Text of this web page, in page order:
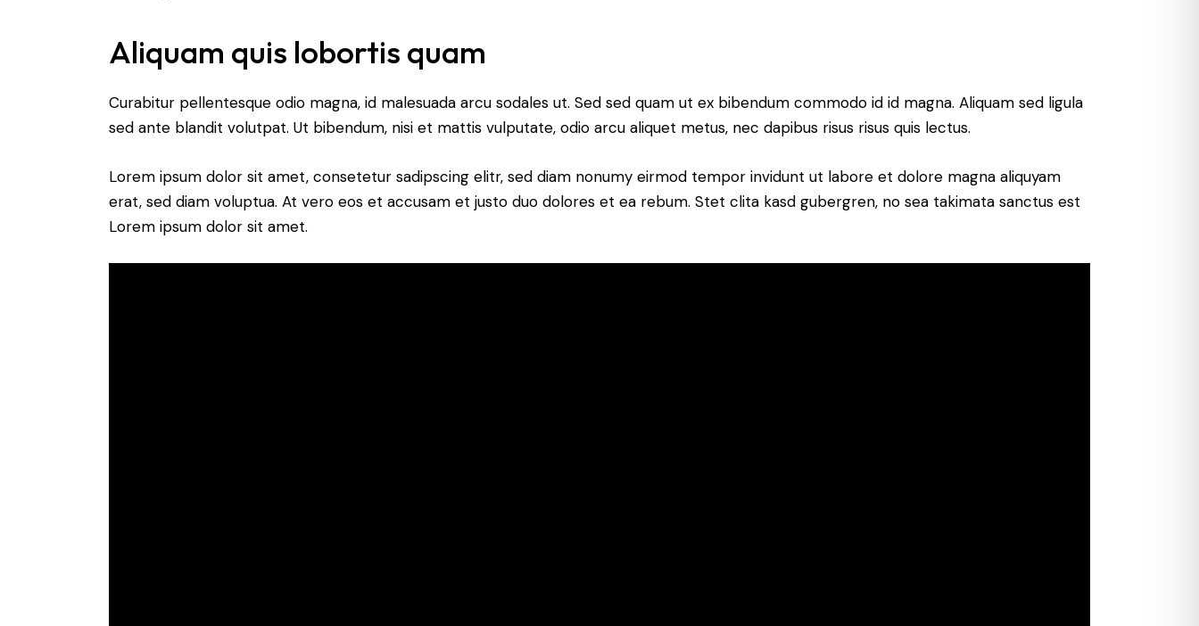
Aliquam quis lobortis quam
Curabitur pellentesque odio magna, id malesuada arcu sodales ut. Sed sed quam ut ex bibendum commodo id id magna. Aliquam sed ligula
sed ante blandit volutpat. Ut bibendum, nisi et mattis vulputate, odio arcu aliquet metus, nec dapibus risus risus quis lectus.
Lorem ipsum dolor sit amet, consetetur sadipscing elitr, sed diam nonumy eirmod tempor invidunt ut labore et dolore magna aliquyam
erat, sed diam voluptua. At vero eos et accusam et justo duo dolores et ea rebum. Stet clita kasd gubergren, no sea takimata sanctus est
Lorem ipsum dolor sit amet.